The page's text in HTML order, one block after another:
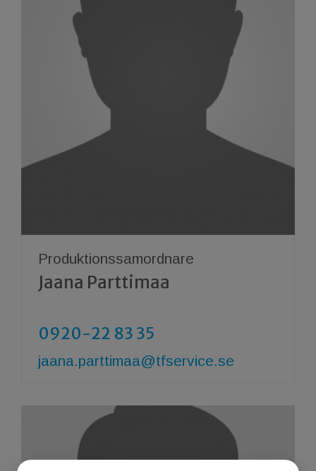
Produktionssamordnare
Jaana Parttimaa
0920-22 83 35
jaana.parttimaa@tfservice.se